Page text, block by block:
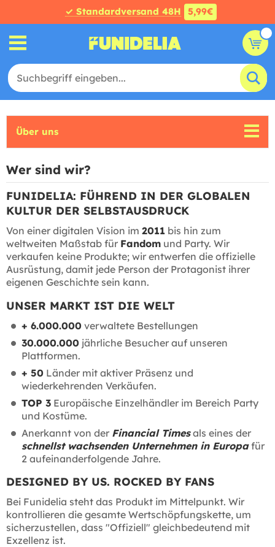
✓ Standardversand 48H 5,99€
Über uns
Wer sind wir?
FUNIDELIA: FÜHREND IN DER GLOBALEN
KULTUR DER SELBSTAUSDRUCK
Von einer digitalen Vision im 2011 bis hin zum
weltweiten Maßstab für Fandom und Party. Wir
verkaufen keine Produkte; wir entwerfen die offizielle
Ausrüstung, damit jede Person der Protagonist ihrer
eigenen Geschichte sein kann.
UNSER MARKT IST DIE WELT
+ 6.000.000 verwaltete Bestellungen
30.000.000 jährliche Besucher auf unseren
Plattformen.
+ 50 Länder mit aktiver Präsenz und
wiederkehrenden Verkäufen.
TOP 3 Europäische Einzelhändler im Bereich Party
und Kostüme.
Anerkannt von der Financial Timesals eines der
schnellst wachsenden Unternehmen in Europafür
2 aufeinanderfolgende Jahre.
DESIGNED BY US. ROCKED BY FANS
Bei Funidelia steht das Produkt im Mittelpunkt. Wir
kontrollieren die gesamte Wertschöpfungskette, um
sicherzustellen, dass "Offiziell" gleichbedeutend mit
Exzellenz ist.